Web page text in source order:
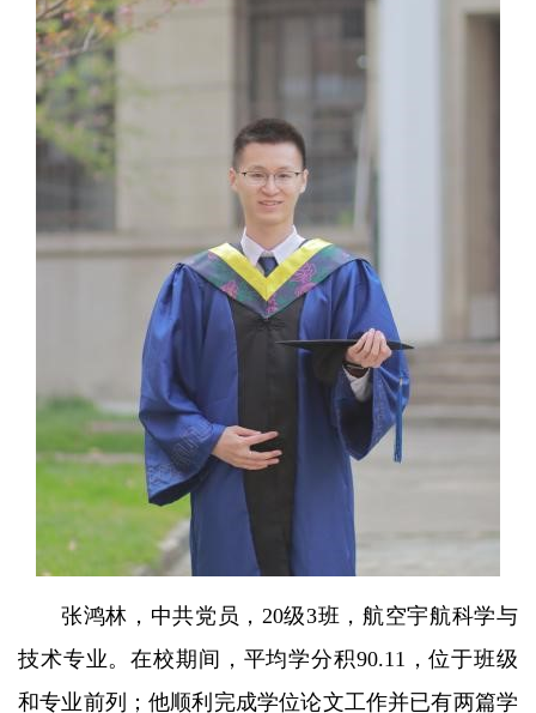
张鸿林，中共党员，20级3班，航空宇航科学与
技术专业。在校期间，平均学分积90.11，位于班级
和专业前列；他顺利完成学位论文工作并已有两篇学